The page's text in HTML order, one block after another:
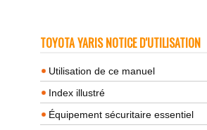
TOYOTA YARIS NOTICE D'UTILISATION
Utilisation de ce manuel
Index illustré
Équipement sécuritaire essentiel